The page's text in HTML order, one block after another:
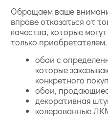
Обращаем ваше
вправе отказаться от
качества, которые
только
обои с
которые
конкретного
обои,
декоративная
колерованные